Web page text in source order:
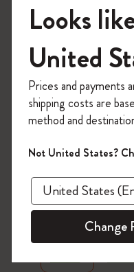
モレスキ
「WELCOME10
文が10%オフ＋
ール・アウ
Moleskineアカ
ァーや会員特典
レーション
今す
Looks
United
Prices and payments
shipping costs are
method and
Not United States?
Change